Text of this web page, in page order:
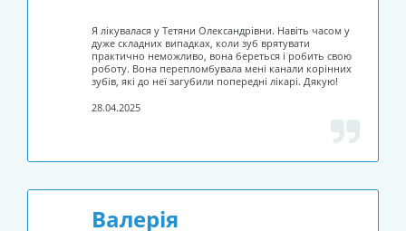
Я лікувалася у Тетяни Олександрівни. Навіть часом у
дуже складних випадках, коли зуб врятувати
практично неможливо, вона береться і робить свою
роботу. Вона перепломбувала мені канали корінних
зубів, які до неї загубили попередні лікарі. Дякую!
28.04.2025
Валерія